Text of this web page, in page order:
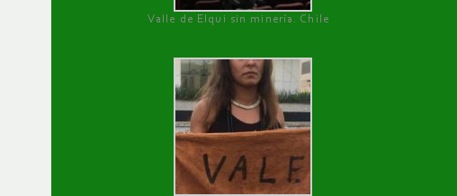
Valle de Elqui sin minería. Chile